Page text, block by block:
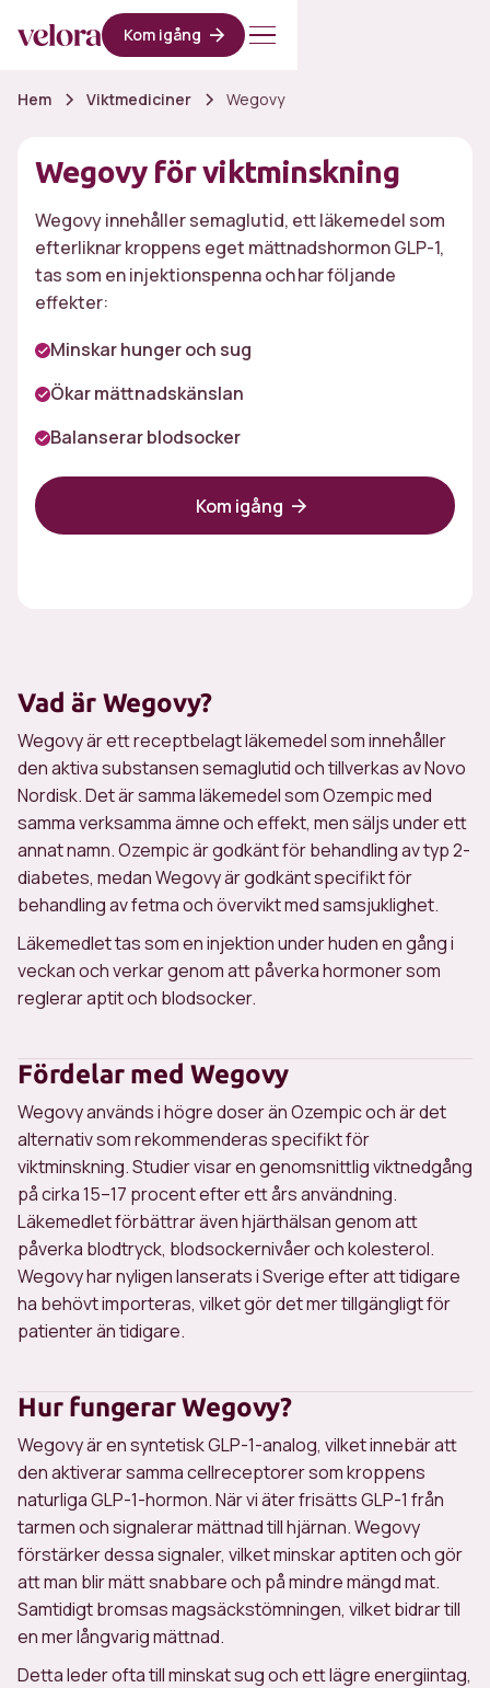
Kom igång
Hem Viktmediciner Wegovy
Wegovy för viktminskning
Wegovy innehåller semaglutid, ett läkemedel som
efterliknar kroppens eget mättnadshormon GLP-1,
tas som en injektionspenna och har följande
effekter:
Minskar hunger och sug
Ökar mättnadskänslan
Balanserar blodsocker
Kom igång
Vad är Wegovy?
Wegovy är ett receptbelagt läkemedel som innehåller
den aktiva substansen semaglutid och tillverkas av Novo
Nordisk. Det är samma läkemedel som Ozempic med
samma verksamma ämne och effekt, men säljs under ett
annat namn. Ozempic är godkänt för behandling av typ 2-
diabetes, medan Wegovy är godkänt specifikt för
behandling av fetma och övervikt med samsjuklighet.
Läkemedlet tas som en injektion under huden en gång i
veckan och verkar genom att påverka hormoner som
reglerar aptit och blodsocker.
Fördelar med Wegovy
Wegovy används i högre doser än Ozempic och är det
alternativ som rekommenderas specifikt för
viktminskning. Studier visar en genomsnittlig viktnedgång
på cirka 15–17 procent efter ett års användning.
Läkemedlet förbättrar även hjärthälsan genom att
påverka blodtryck, blodsockernivåer och kolesterol.
Wegovy har nyligen lanserats i Sverige efter att tidigare
ha behövt importeras, vilket gör det mer tillgängligt för
patienter än tidigare.
Hur fungerar Wegovy?
Wegovy är en syntetisk GLP-1-analog, vilket innebär att
den aktiverar samma cellreceptorer som kroppens
naturliga GLP-1-hormon. När vi äter frisätts GLP-1 från
tarmen och signalerar mättnad till hjärnan. Wegovy
förstärker dessa signaler, vilket minskar aptiten och gör
att man blir mätt snabbare och på mindre mängd mat.
Samtidigt bromsas magsäckstömningen, vilket bidrar till
en mer långvarig mättnad.
Detta leder ofta till minskat sug och ett lägre energiintag,